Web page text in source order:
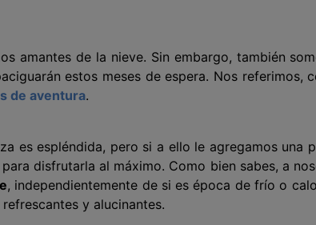
amantes de la nieve. Sin embargo, también
estos meses de espera. Nos referimos,
de aventura.
es espléndida, pero si a ello le agregamos una
disfrutarla al máximo. Como bien sabes, a
, independientemente de si es época de frío o
y alucinantes.